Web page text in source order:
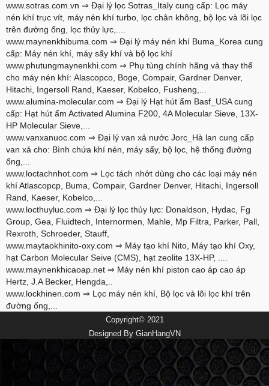
www.sotras.com.vn ⇒ Đại lý lọc Sotras_Italy cung cấp: Lọc máy
nén khí trục vít, máy nén khí turbo, lọc chân không, bộ lọc và lõi lọc
trên đường ống, lọc thủy lực,....
www.maynenkhibuma.com ⇒ Đại lý máy nén khí Buma_Korea cung
cấp: Máy nén khí, máy sấy khí và bộ lọc khí
www.phutungmaynenkhi.com ⇒ Phụ tùng chính hãng và thay thế
cho máy nén khí: Alascopco, Boge, Compair, Gardner Denver,
Hitachi, Ingersoll Rand, Kaeser, Kobelco, Fusheng,...
www.alumina-molecular.com ⇒ Đại lý Hạt hút ẩm Basf_USA cung
cấp: Hạt hút ẩm Activated Alumina F200, 4A Molecular Sieve, 13X-
HP Molecular Sieve,...
www.vanxanuoc.com ⇒ Đại lý van xả nước Jorc_Hà lan cung cấp
van xả cho: Bình chứa khí nén, máy sấy, bộ lọc, hệ thống đường
ống,...
www.loctachnhot.com ⇒ Lọc tách nhớt dùng cho các loại máy nén
khí Atlascopcp, Buma, Compair, Gardner Denver, Hitachi, Ingersoll
Rand, Kaeser, Kobelco,...
www.locthuyluc.com ⇒ Đại lý lọc thủy lực: Donaldson, Hydac, Fg
Group, Gea, Fluidtech, Internormen, Mahle, Mp Filtra, Parker, Pall,
Rexroth, Schroeder, Stauff,
www.maytaokhinito-oxy.com ⇒ Máy tạo khí Nito, Máy tạo khí Oxy,
hạt Carbon Molecular Seive (CMS), hạt zeolite 13X-HP, ....
www.maynenkhicaoap.net ⇒ Máy nén khí piston cao áp cao áp
Hertz, J.A Becker, Hengda,..
www.lockhinen.com ⇒ Lọc máy nén khí, Bộ lọc và lõi lọc khí trên
đường ống,...
Copyright© 2021
Designed By GianHangVN